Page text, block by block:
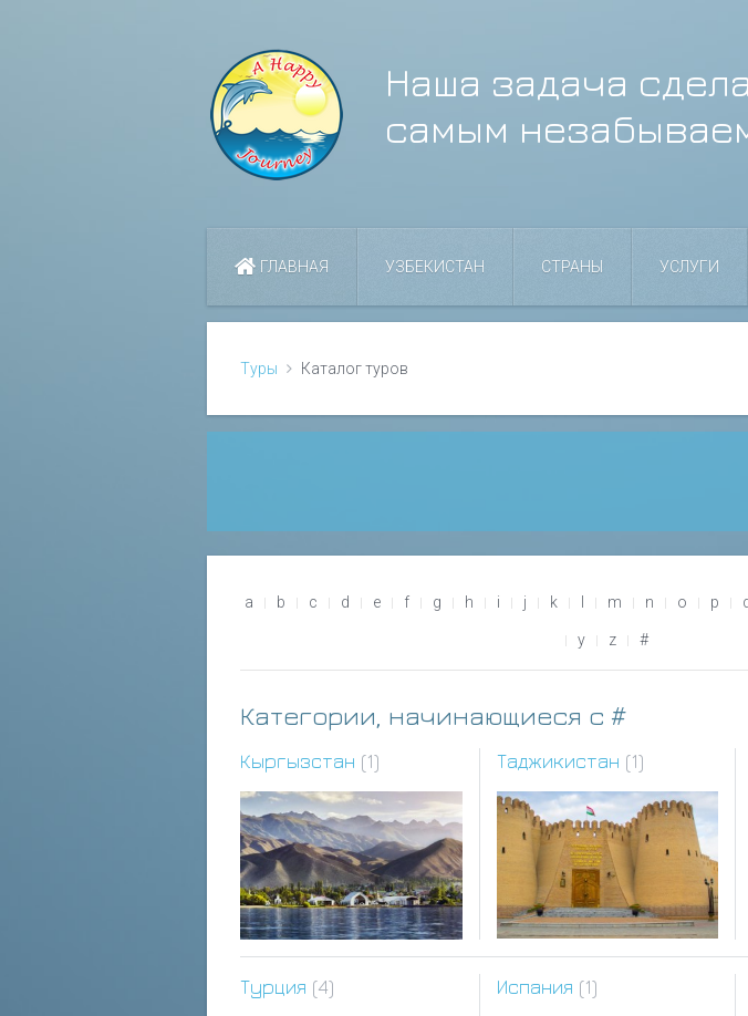
Наша задача
самым
ГЛАВНАЯ УЗБЕКИСТАН СТРАНЫ УСЛУГИ
Туры Каталог туров
a b c d e f g h i j k m n o p
y z #
Категории, начинающиеся с #
Кыргызстан (1) Таджикистан (1)
Турция (4) Испания (1)